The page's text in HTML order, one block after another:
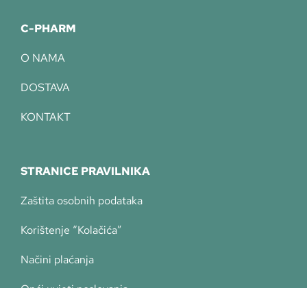
C-PHARM
O NAMA
DOSTAVA
KONTAKT
STRANICE PRAVILNIKA
Zaštita osobnih podataka
Korištenje “Kolačića”
Načini plaćanja